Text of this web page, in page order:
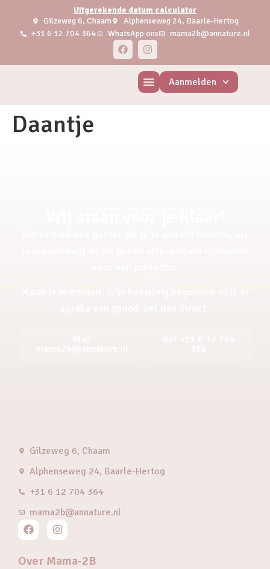
Uitgerekende datum calculator
Gilzeweg 6, Chaam
Alphenseweg 24, Baarle-Hertog
+31 6 12 704 364
WhatsApp ons mama2b@annature.nl
Aanmelden
Daantje
Gilzeweg 6, Chaam
Alphenseweg 24, Baarle-Hertog
+31 6 12 704 364
mama2b@annature.nl
Over Mama-2B